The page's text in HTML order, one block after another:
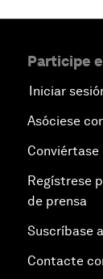
Participe
Iniciar
Asóciese
Regístrese
de prensa
Suscríbase
Contacte